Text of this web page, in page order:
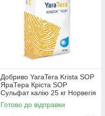
Добриво YaraTera Krista SOP
ЯраТера Кріста SOP
Сульфат калію 25 кг Норвегія
Готово до відправки